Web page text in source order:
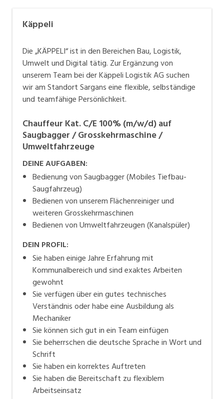
Medizin, Gesundheitswesen, Pflege
Verkauf, Handel, Kundenberatung,
Aussendienst
Sicherheit, Rettung, Polizei, Zoll
Wir sind in den Bereichen Bau, Logistik, Umwelt und
Digital tätig.
Nur mit hoch qualifizierten Fach- und Führungskräften
kann beste Qualität für unsere Kunden hergestellt
werden. Fachliches Know-How der MitarbeiterInnen
und des gesamten Teams ist wichtig und muss
Käppeli
Die „KÄPPELI“ ist in den Bereichen Bau, Logistik,
Umwelt und Digital tätig. Zur Ergänzung von
unserem Team bei der Käppeli Logistik AG suchen
wir am Standort Sargans eine flexible, selbständige
und teamfähige Persönlichkeit.
Chauffeur Kat. C/E 100% (m/w/d) auf
Saugbagger / Grosskehrmaschine /
Umweltfahrzeuge
DEINE AUFGABEN:
Bedienung von Saugbagger (Mobiles Tiefbau-
Saugfahrzeug)
Bedienen von unserem Flächenreiniger und
weiteren Grosskehrmaschinen
Bedienen von Umweltfahrzeugen (Kanalspüler)
DEIN PROFIL:
Sie haben einige Jahre Erfahrung mit
Kommunalbereich und sind exaktes Arbeiten
gewohnt
Sie verfügen über ein gutes technisches
Verständnis oder habe eine Ausbildung als
Mechaniker
Sie können sich gut in ein Team einfügen
Sie beherrschen die deutsche Sprache in Wort und
Schrift
Sie haben ein korrektes Auftreten
Sie haben die Bereitschaft zu flexiblem
Arbeitseinsatz